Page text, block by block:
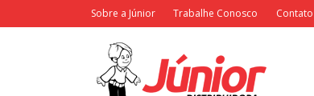
Sobre a Júnior Trabalhe Conosco Contato